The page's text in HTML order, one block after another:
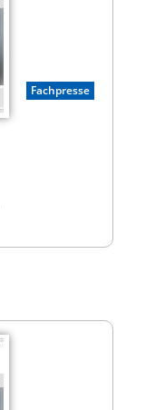
Fachpresse